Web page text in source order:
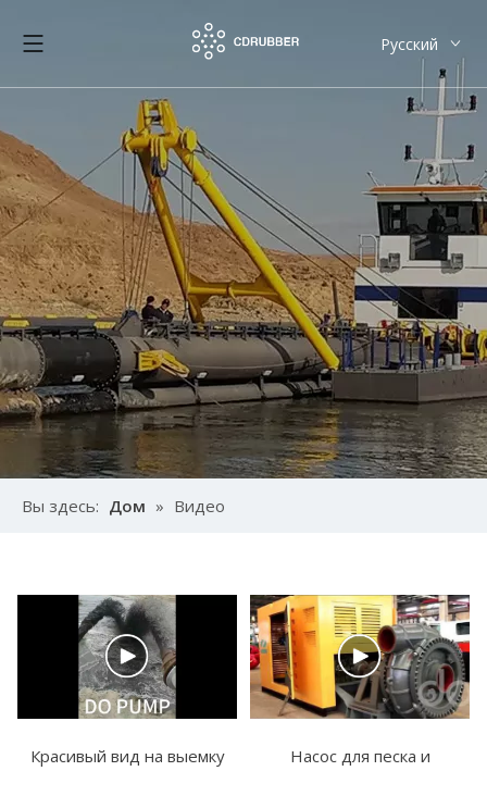
Pусский
English
Вы здесь: Дом » Видео
Красивый вид на выемку
Насос для песка и